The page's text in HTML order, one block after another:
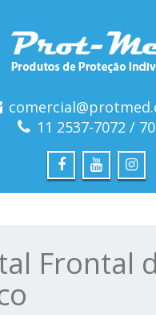
11 2537-7072 /
Frontal